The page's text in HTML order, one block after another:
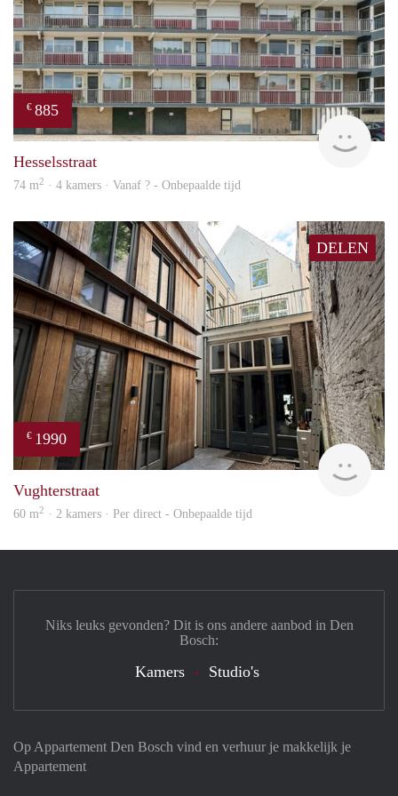
€ 885
rent
Hesselsstraat
74 m2 · 4 kamers · Vanaf ? - Onbepaalde tijd
DELEN
€ 1990
Next
Vughterstraat
60 m2 · 2 kamers · Per direct - Onbepaalde tijd
Op Appartement Den Bosch vind en verhuur je makkelijk je
Appartement
Niks leuks gevonden? Dit is ons andere aanbod in Den
Bosch:
Kamers Studio's